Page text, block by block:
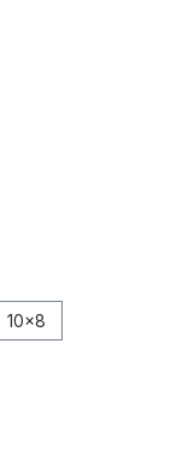
10x8